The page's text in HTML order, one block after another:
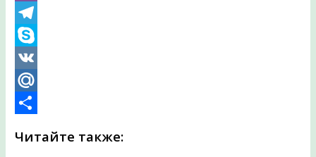
Viber
Telegram
Skype
VK
Mail.Ru
Читайте также: